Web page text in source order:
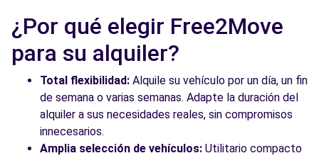
(O)
km
Barcelona, 8006
Ver agencia
Ver todas las agencias
¿Por qué elegir Free2Move
para su alquiler?
Total flexibilidad: Alquile su vehículo por un día, un fin
de semana o varias semanas. Adapte la duración del
alquiler a sus necesidades reales, sin compromisos
innecesarios.
Amplia selección de vehículos: Utilitario compacto